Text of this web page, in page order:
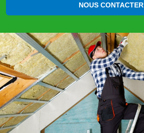
NOUS CONTACTER